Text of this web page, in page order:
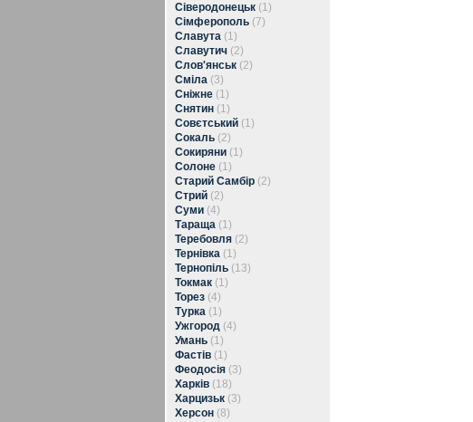
Сіверодонецьк (1)
Сімферополь (7)
Славута (1)
Славутич (2)
Слов'янськ (2)
Сміла (3)
Сніжне (1)
Снятин (1)
Совєтський (1)
Сокаль (2)
Сокиряни (1)
Солоне (1)
Старий Самбір (2)
Стрий (2)
Суми (4)
Тараща (1)
Теребовля (2)
Тернівка (1)
Тернопіль (13)
Токмак (1)
Торез (4)
Турка (1)
Ужгород (4)
Умань (1)
Фастів (1)
Феодосія (3)
Харків (18)
Харцизьк (3)
Херсон (8)